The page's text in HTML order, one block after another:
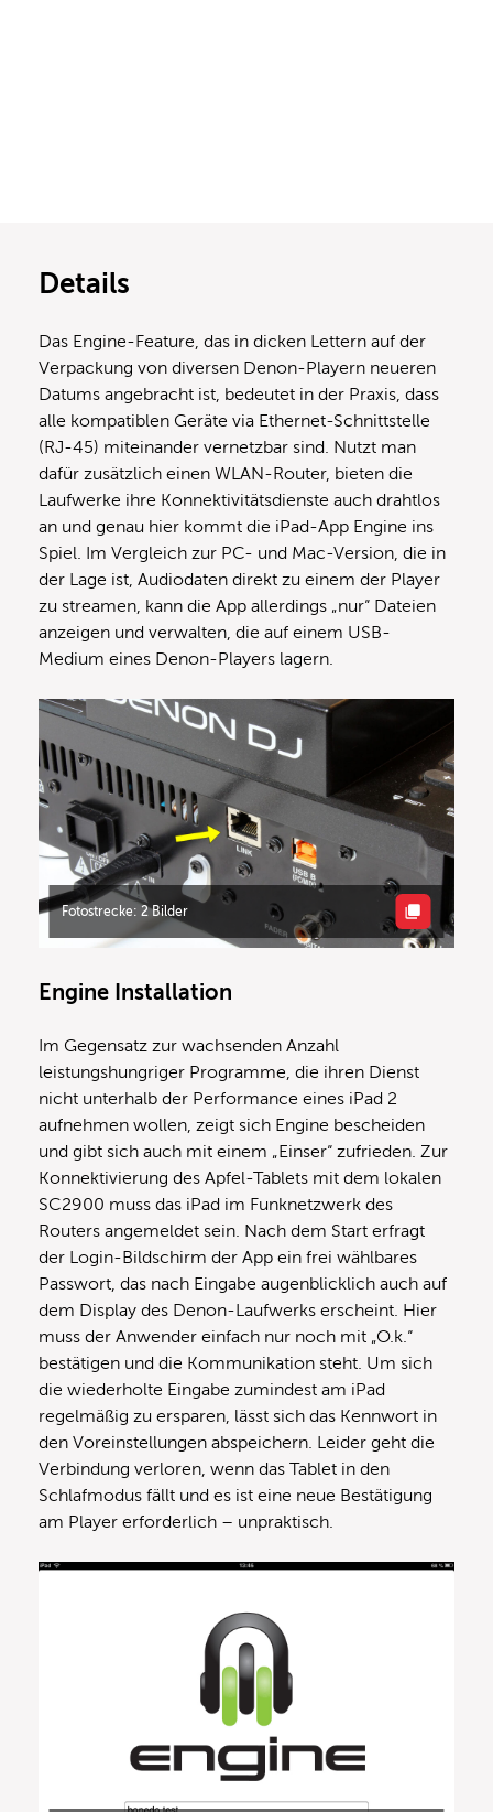
Details
Das Engine-Feature, das in dicken Lettern auf der
Verpackung von diversen Denon-Playern neueren
Datums angebracht ist, bedeutet in der Praxis, dass
alle kompatiblen Geräte via Ethernet-Schnittstelle
(RJ-45) miteinander vernetzbar sind. Nutzt man
dafür zusätzlich einen WLAN-Router, bieten die
Laufwerke ihre Konnektivitätsdienste auch drahtlos
an und genau hier kommt die iPad-App Engine ins
Spiel. Im Vergleich zur PC- und Mac-Version, die in
der Lage ist, Audiodaten direkt zu einem der Player
zu streamen, kann die App allerdings „nur“ Dateien
anzeigen und verwalten, die auf einem USB-
Medium eines Denon-Players lagern.
Fotostrecke: 2 Bilder
Engine Installation
Im Gegensatz zur wachsenden Anzahl
leistungshungriger Programme, die ihren Dienst
nicht unterhalb der Performance eines iPad 2
aufnehmen wollen, zeigt sich Engine bescheiden
und gibt sich auch mit einem „Einser“ zufrieden. Zur
Konnektivierung des Apfel-Tablets mit dem lokalen
SC2900 muss das iPad im Funknetzwerk des
Routers angemeldet sein. Nach dem Start erfragt
der Login-Bildschirm der App ein frei wählbares
Passwort, das nach Eingabe augenblicklich auch auf
dem Display des Denon-Laufwerks erscheint. Hier
muss der Anwender einfach nur noch mit „O.k.“
bestätigen und die Kommunikation steht. Um sich
die wiederholte Eingabe zumindest am iPad
regelmäßig zu ersparen, lässt sich das Kennwort in
den Voreinstellungen abspeichern. Leider geht die
Verbindung verloren, wenn das Tablet in den
Schlafmodus fällt und es ist eine neue Bestätigung
am Player erforderlich – unpraktisch.